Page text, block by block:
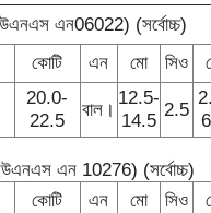
এন06022) (সর্বোচ্চ)
কোটি এন মো সিও
20.0-
22.5
বাল।
12.5-
14.5 2.5
এন 10276) (সর্বোচ্চ)
কোটি এন মো সিও